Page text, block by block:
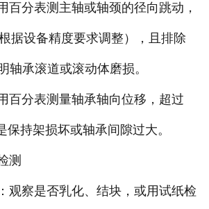
分表测主轴或轴颈的径向跳动，
据设备精度要求调整），且排除
轴承滚道或滚动体磨损。
分表测量轴承轴向位移，超过
保持架损坏或轴承间隙过大。
测
察是否乳化、结块，或用试纸检